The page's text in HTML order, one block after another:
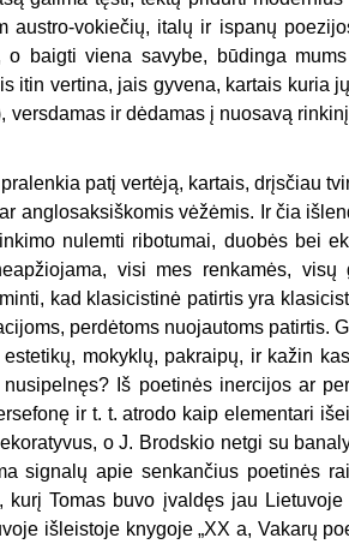
austro-vokiečių, italų ir ispanų
o baigti viena sa­vybe, būdinga
itin vertina, jais gyvena, kartais kuria
versdamas ir dėdamas į nuosavą
patį vertėją, kartais, drįsčiau
anglosaksiškomis vėžėmis. Ir čia
nulemti ribotumai, duobės bei
visi mes renkamės, visų
kad klasicistinė patirtis yra
perdėtoms nuojautoms patirtis.
mokyklų, pakraipų, ir kažin
Iš poetinės inercijos ar
ir t. t. atrodo kaip elementari
o J. Brodskio netgi su
signalų apie senkančius poetinės
kurį Tomas buvo įvaldęs jau
išleistoje knygoje „XX a, Vakarų